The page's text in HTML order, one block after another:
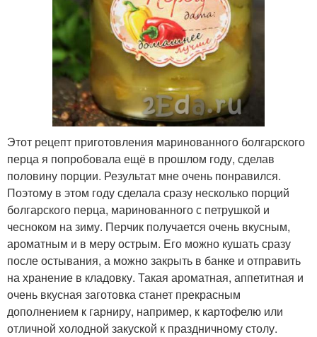
Этот рецепт приготовления маринованного болгарского
перца я попробовала ещё в прошлом году, сделав
половину порции. Результат мне очень понравился.
Поэтому в этом году сделала сразу несколько порций
болгарского перца, маринованного с петрушкой и
чесноком на зиму. Перчик получается очень вкусным,
ароматным и в меру острым. Его можно кушать сразу
после остывания, а можно закрыть в банке и отправить
на хранение в кладовку. Такая ароматная, аппетитная и
очень вкусная заготовка станет прекрасным
дополнением к гарниру, например, к картофелю или
отличной холодной закуской к праздничному столу.